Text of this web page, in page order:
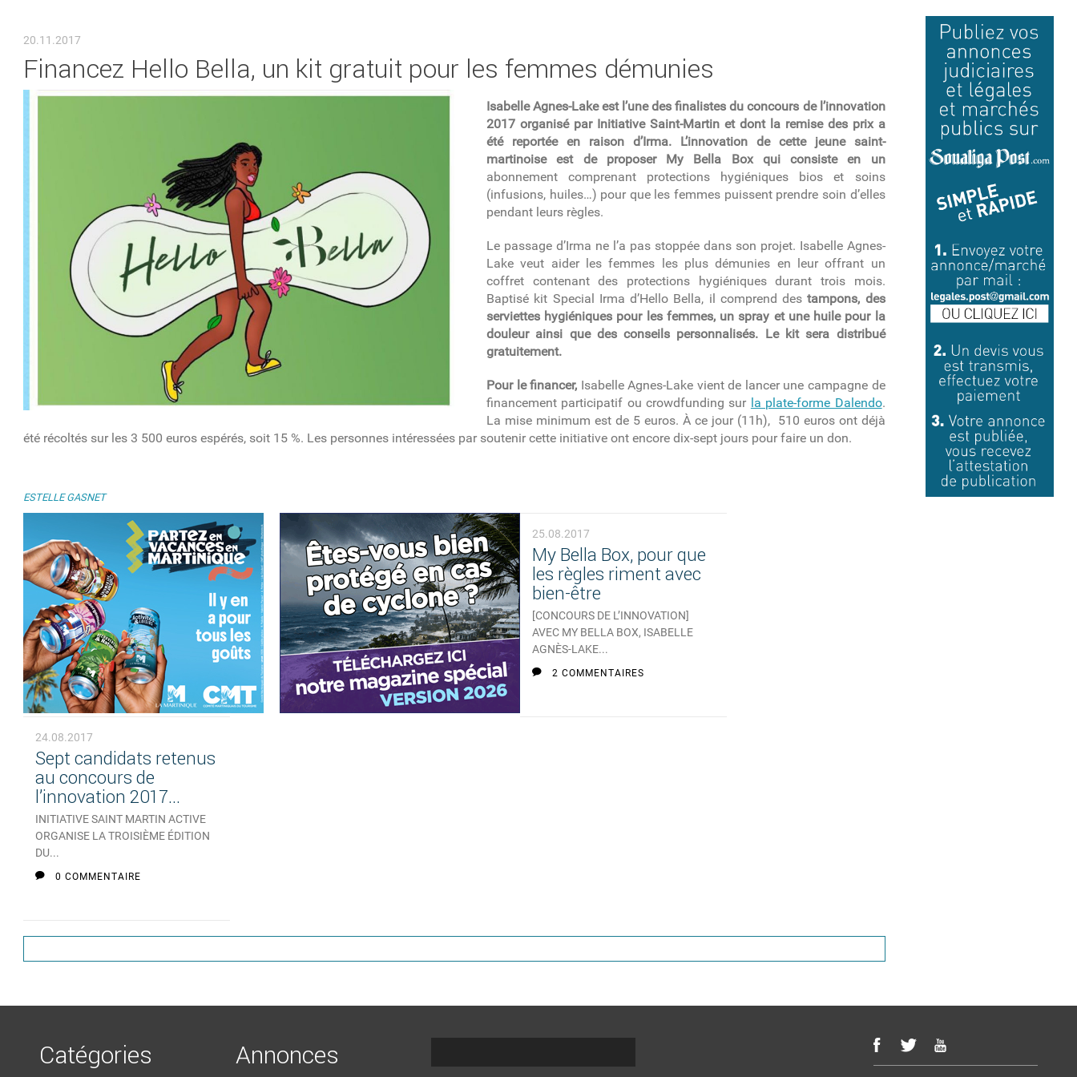
20.11.2017
Financez Hello Bella, un kit gratuit pour les femmes démunies
Isabelle Agnes-Lake est l’une des finalistes du concours de l’innovation
2017 organisé par Initiative Saint-Martin et dont la remise des prix a
été reportée en raison d’Irma. L’innovation de cette jeune saint-
martinoise est de proposer My Bella Box qui consiste en un
abonnementcomprenant protections hygiéniques bios et soins
(infusions, huiles…) pour que les femmes puissent prendre soin d’elles
pendant leurs règles.
Le passage d’Irma ne l’a pas stoppée dans son projet. Isabelle Agnes-
Lake veut aider les femmes les plus démunies en leur offrant un
coffret contenant des protections hygiéniques durant trois mois.
Baptisé kit Special Irma d’Hello Bella, il comprend destampons, des
serviettes hygiéniques pour les femmes, un spray et une huile pour la
douleur ainsi que des conseils personnalisés. Le kit sera distribué
gratuitement.
Pour le financer, Isabelle Agnes-Lake vient de lancer une campagne de
financement participatif ou crowdfunding sur la plate-forme Dalendo.
La mise minimum est de 5 euros. À ce jour (11h), 510 euros ont déjà
été récoltés sur les 3 500 euros espérés, soit 15 %. Les personnes intéressées par soutenir cette initiative ont encore dix-sept jours pour faire un don.
ESTELLE GASNET
25.08.2017
My Bella Box, pour que
les règles riment avec
bien-être
[CONCOURS DE L’INNOVATION]
AVEC MY BELLA BOX, ISABELLE
AGNÈS-LAKE...
2 COMMENTAIRES
24.08.2017
Sept candidats retenus
au concours de
l’innovation 2017...
INITIATIVE SAINT MARTIN ACTIVE
ORGANISE LA TROISIÈME ÉDITION
DU...
0 COMMENTAIRE
Catégories Annonces